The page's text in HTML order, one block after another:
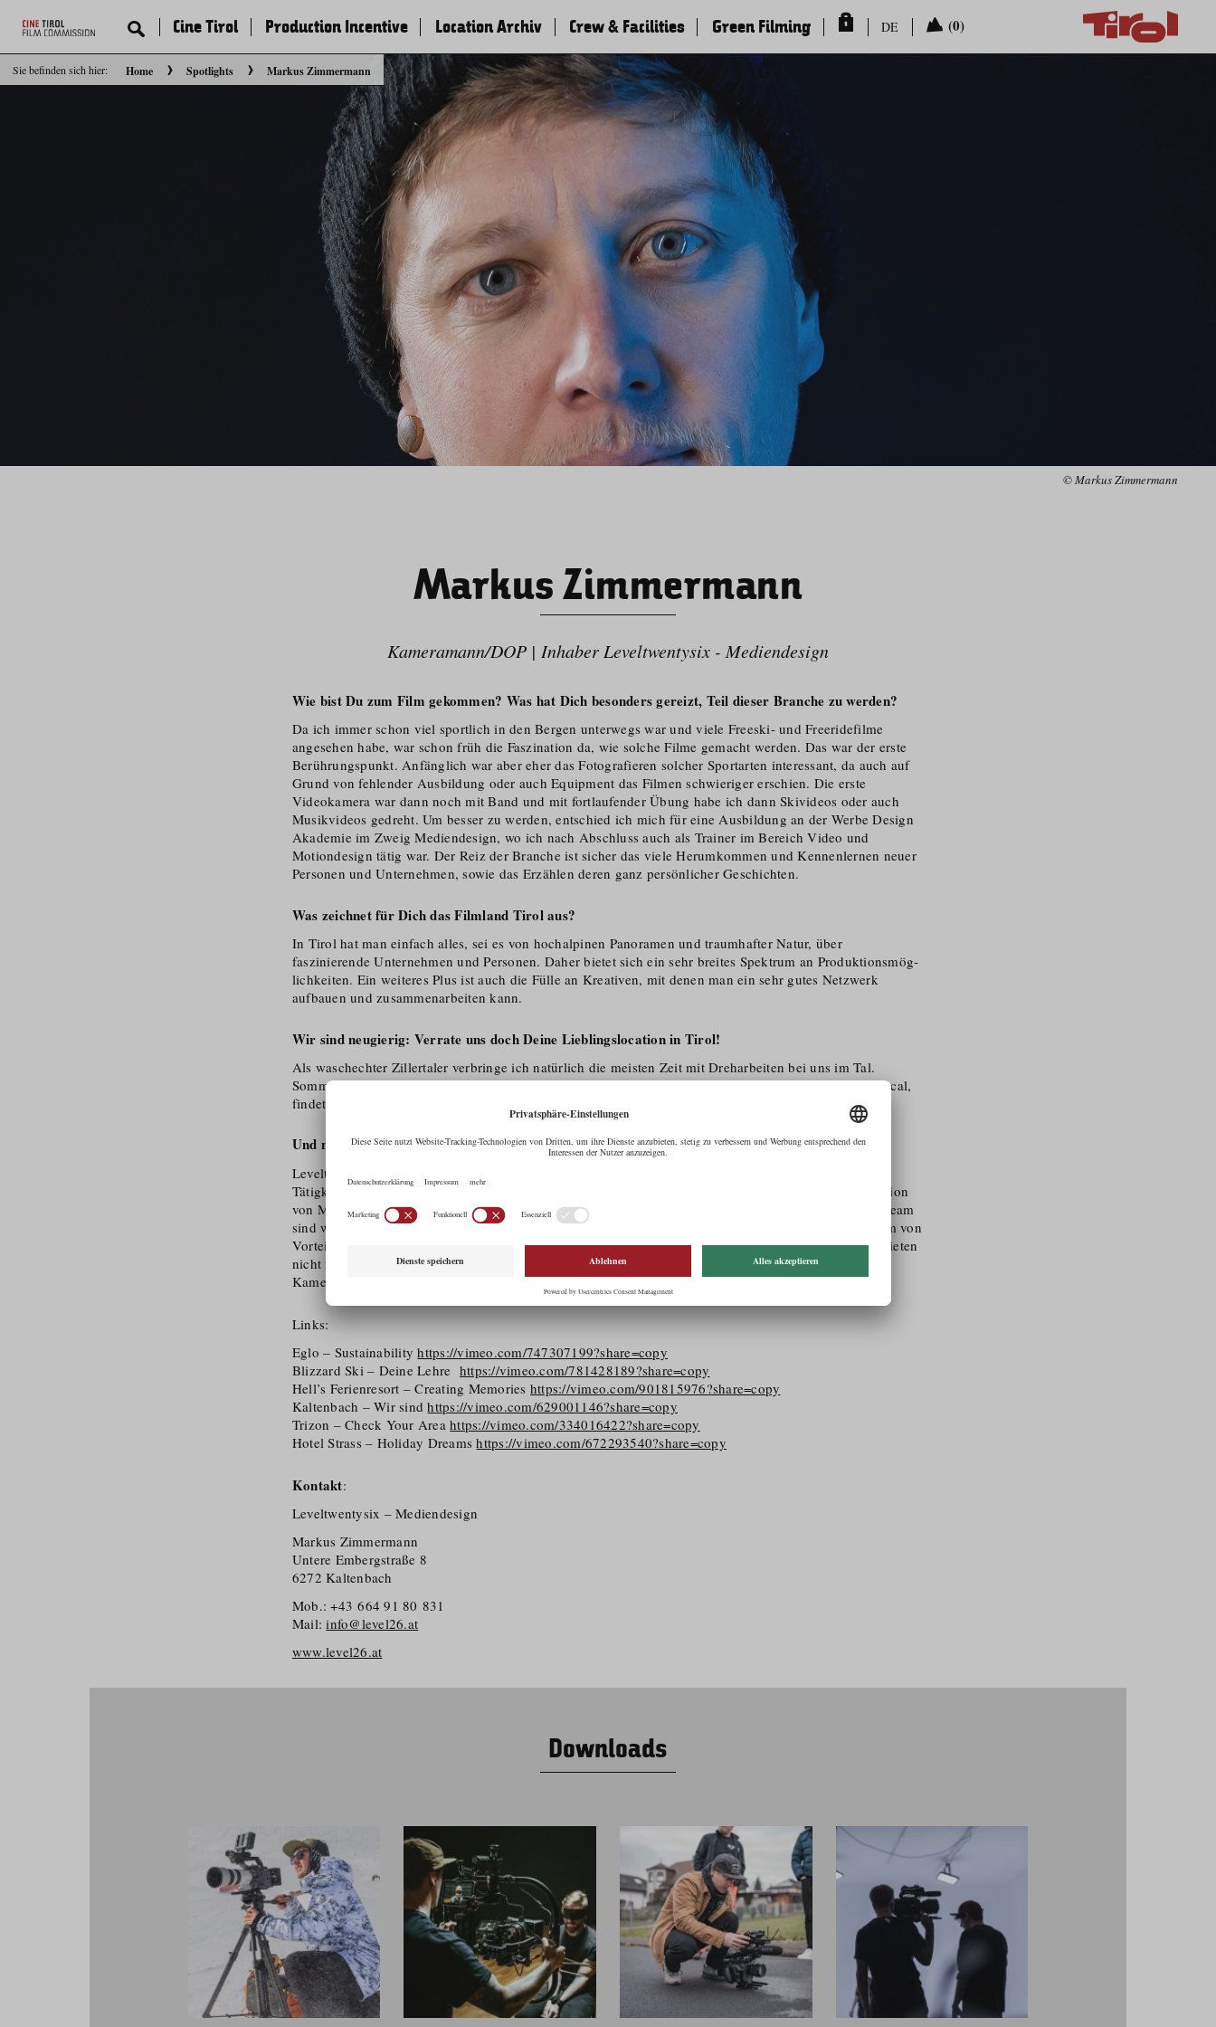
Sie befinden sich hier: Home Spotlights Markus Zimmermann
Cine Tirol Production Incentive Location Archiv Crew & Facilities Green Filming DE (0)
© Markus Zimmermann
Markus Zimmermann
Kameramann/​DOP | Inhaber Leveltwentysix - Mediendesign
Wie bist Du zum Film gekommen? Was hat Dich besonders gereizt, Teil dieser Branche zu werden?
Da ich immer schon viel sportlich in den Bergen unterwegs war und viele Freeski- und Freeridefilme
angesehen habe, war schon früh die Faszination da, wie solche Filme gemacht werden. Das war der erste
Berührungspunkt. Anfänglich war aber eher das Fotografieren solcher Sportarten interessant, da auch auf
Grund von fehlender Ausbildung oder auch Equipment das Filmen schwieriger erschien. Die erste
Videokamera war dann noch mit Band und mit fortlaufender Übung habe ich dann Skivideos oder auch
Musikvideos gedreht. Um besser zu werden, entschied ich mich für eine Ausbildung an der Werbe Design
Akademie im Zweig Mediendesign, wo ich nach Abschluss auch als Trainer im Bereich Video und
Motiondesign tätig war. Der Reiz der Branche ist sicher das viele Herumkommen und Kennenlernen neuer
Personen und Unternehmen, sowie das Erzählen deren ganz persönlicher Geschichten.
Was zeichnet für Dich das Filmland Tirol aus?
In Tirol hat man einfach alles, sei es von hochalpinen Panoramen und traumhafter Natur, über
faszinierende Unternehmen und Personen. Daher bietet sich ein sehr breites Spektrum an Produkti­ons­mög­
lichkeiten. Ein weiteres Plus ist auch die Fülle an Kreativen, mit denen man ein sehr gutes Netzwerk
aufbauen und zusammen­arbeiten kann.
Wir sind neugierig: Verrate uns doch Deine Lieblingslocation in Tirol!
Als waschechter Zillertaler verbringe ich natürlich die meisten Zeit mit Dreharbeiten bei uns im Tal.
Sommer wie Winter bieten sich alle möglichen Locations an und mit der jahrelangen Erfahrung als Local,
findet man immer einen passenden Platz für Shootings und Produktionen jeder Art.
Und nun:The stage is yours! Bitte stelle Dich und Dein filmisches Tätigkeitsfeld vor.
Leveltwentysix ist nun schon seit über 10 Jahren mein Unternehmen mit Sitz im Zillertal. Unser
Tätigkeitsfeld reicht von Imagefilmen, die natürlich viel mit Tourismus zu tun haben, über die Produktion
von Musikvideos, Dokumentationen und Content-Creation im In- und Ausland. Durch unser kleines Team
sind wir sehr flexibel und unkompliziert einzusetzen, was vor allem bei Produktionen im alpinen Raum von
Vorteil ist. Egal ob am Berg oder in einer Fabrikhalle, wir bringen unser Know-How überall ein. Wir bieten
nicht nur gesamte Produktionen vom Drehbuch bis zum fertigen Film an, sondern sind auch als
Kameramann, Cutter, Colorgrader oder Drohnenpilot einsetzbar. WE CREATE!
Links:
Eglo – Sustainabilityhttps://vimeo.com/747307199?share=copy
Blizzard Ski – Deine Lehre https://vimeo.com/781428189?share=copy
Hell’s Ferienresort – Creating Memories https://vimeo.com/901815976?share=copy
Kaltenbach – Wir sindhttps://vimeo.com/629001146?share=copy
Trizon – Check Your Areahttps://vimeo.com/334016422?share=copy
Hotel Strass – Holiday Dreamshttps://vimeo.com/672293540?share=copy
Kontakt:
Leveltwentysix – Mediendesign
Markus Zimmermann
Untere Embergstraße 8
6272 Kaltenbach
Mob.: +43 664 91 80 831
Mail:info@level26.at
www.level26.at
Downloads